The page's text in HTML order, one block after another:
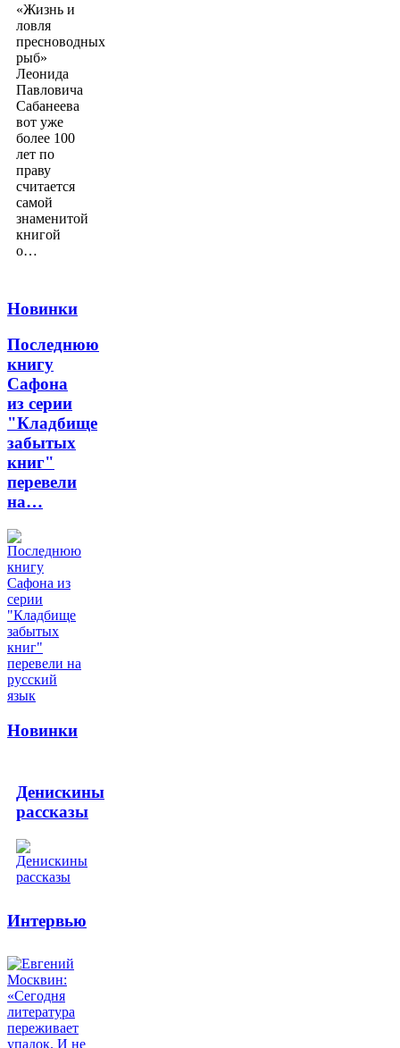
«Жизнь и
ловля
пресноводных
рыб»
Леонида
Павловича
Сабанеева
вот уже
более 100
лет по
праву
считается
самой
знаменитой
книгой
о…
Новинки
Последнюю
книгу
Сафона
из серии
"Кладбище
забытых
книг"
перевели
на…
Новинки
Денискины
рассказы
Интервью